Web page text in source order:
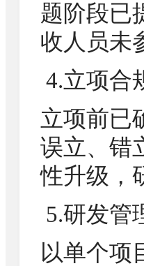
题阶段已
收人员未
4.立项合
立项前已
误立、错
性升级，
5.研发管
以单个项